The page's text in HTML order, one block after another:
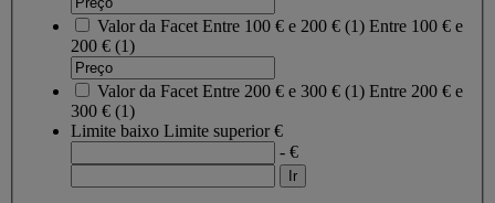
Valor da Facet Entre 100 € e 200 € (1) Entre 100 € e
200 € (1)
Valor da Facet Entre 200 € e 300 € (1) Entre 200 € e
300 € (1)
Limite baixo Limite superior€
- €